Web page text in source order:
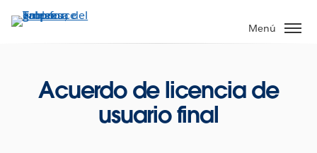
Menú
Acuerdo de licencia de
usuario final